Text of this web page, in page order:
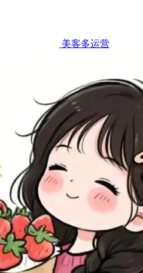
美客多运营